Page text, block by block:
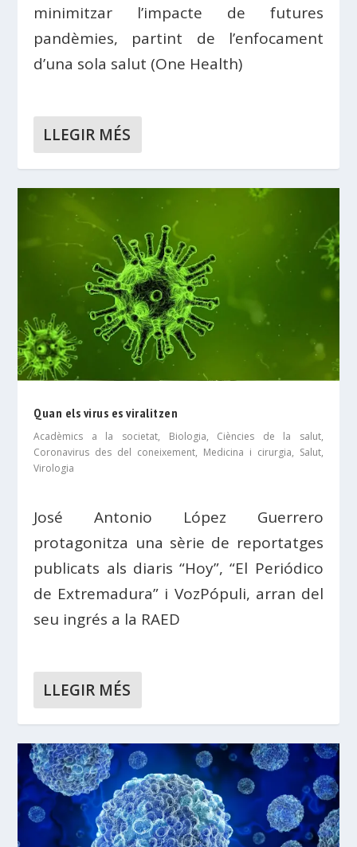
minimitzar l’impacte de futures
pandèmies, partint de l’enfocament
d’una sola salut (One Health)
LLEGIR MÉS
Quan els virus es viralitzen
Acadèmics a la societat, Biologia, Ciències de la salut,
Coronavirus des del coneixement, Medicina i cirurgia, Salut,
Virologia
José Antonio López Guerrero
protagonitza una sèrie de reportatges
publicats als diaris “Hoy”, “El Periódico
de Extremadura” i VozPópuli, arran del
seu ingrés a la RAED
LLEGIR MÉS